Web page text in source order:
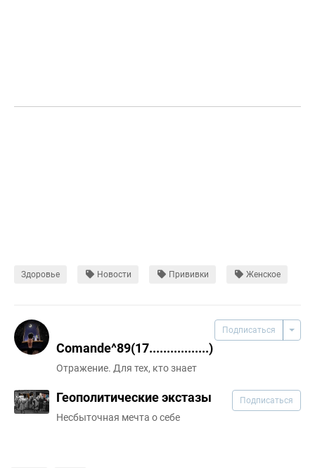
Здоровье Новости Прививки Женское
Подписаться
Comande^89(17.................)
Отражение. Для тех, кто знает
Геополитические экстазы
Несбыточная мечта о себе
Подписаться